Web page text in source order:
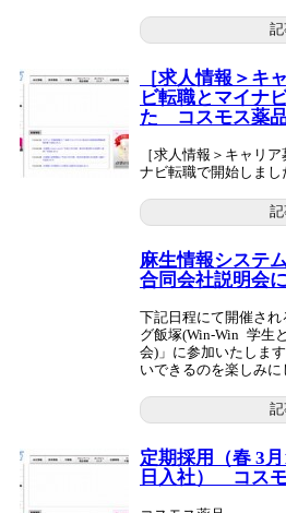
記
［求人情報＞キ
ビ転職とマイナ
た コスモス薬
［求人情報＞キャリ
ナビ転職で開始しま
記
麻生情報システ
合同会社説明会
下記日程にて開催さ
グ飯塚(Win-Win 学生
会)」に参加いたしま
いできるのを楽しみに
記
定期採用（春 3
日入社） コス